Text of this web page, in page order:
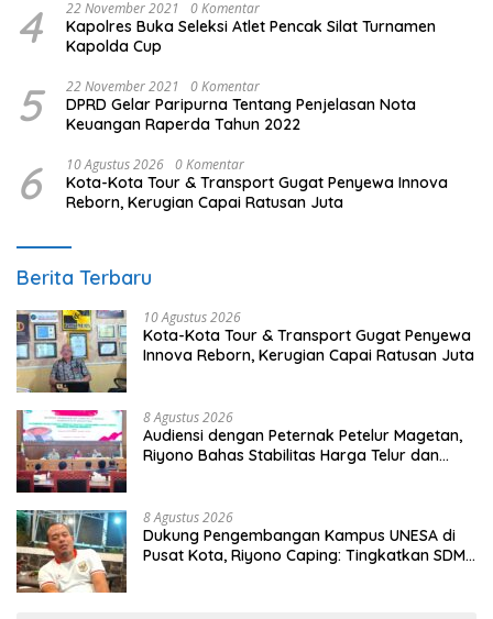
4 22 November 2021 0 Komentar
Kapolres Buka Seleksi Atlet Pencak Silat Turnamen
Kapolda Cup
5 22 November 2021 0 Komentar
DPRD Gelar Paripurna Tentang Penjelasan Nota
Keuangan Raperda Tahun 2022
6 10 Agustus 2026 0 Komentar
Kota-Kota Tour & Transport Gugat Penyewa Innova
Reborn, Kerugian Capai Ratusan Juta
Berita Terbaru
10 Agustus 2026
Kota-Kota Tour & Transport Gugat Penyewa
Innova Reborn, Kerugian Capai Ratusan Juta
8 Agustus 2026
Audiensi dengan Peternak Petelur Magetan,
Riyono Bahas Stabilitas Harga Telur dan
8 Agustus 2026
Dukung Pengembangan Kampus UNESA di
Pusat Kota, Riyono Caping: Tingkatkan SDM